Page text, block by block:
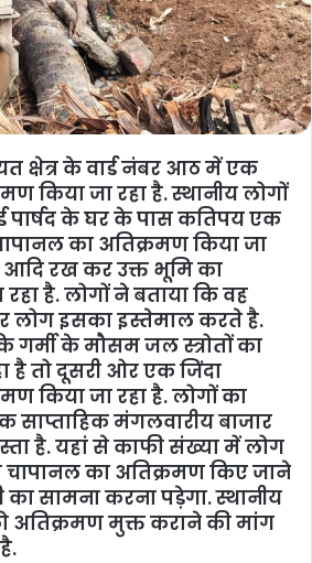
क्षेत्र के वार्ड नंबर आठ में एक
किया जा रहा है. स्थानीय लोगों
पार्षद के घर के पास कतिपय एक
का अतिक्रमण किया जा
आदि रख कर उक्त भूमि का
है. लोगों ने बताया कि वह
लोग इसका इस्तेमाल करते है.
गर्मी के मौसम जल स्त्रोतों का
है तो दूसरी ओर एक जिंदा
किया जा रहा है. लोगों का
साप्ताहिक मंगलवारीय बाजार
है. यहां से काफी संख्या में लोग
का अतिक्रमण किए जाने
का सामना करना पड़ेगा. स्थानीय
अतिक्रमण मुक्त कराने की मांग